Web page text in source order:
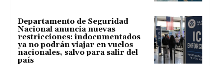
Departamento de Seguridad
Nacional anuncia nuevas
restricciones: indocumentados
ya no podrán viajar en vuelos
nacionales, salvo para salir del
país